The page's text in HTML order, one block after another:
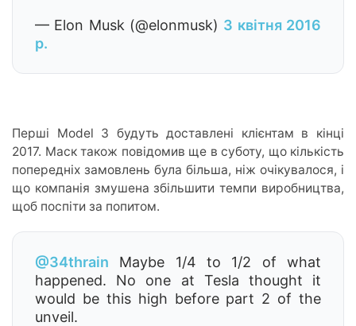
— Elon Musk (@elonmusk) 3 квітня 2016
р.
Перші Model 3 будуть доставлені клієнтам в кінці
2017. Маск також повідомив ще в суботу, що кількість
попередніх замовлень була більша, ніж очікувалося, і
що компанія змушена збільшити темпи виробництва,
щоб поспіти за попитом.
@34thrain Maybe 1/4 to 1/2 of what
happened. No one at Tesla thought it
would be this high before part 2 of the
unveil.